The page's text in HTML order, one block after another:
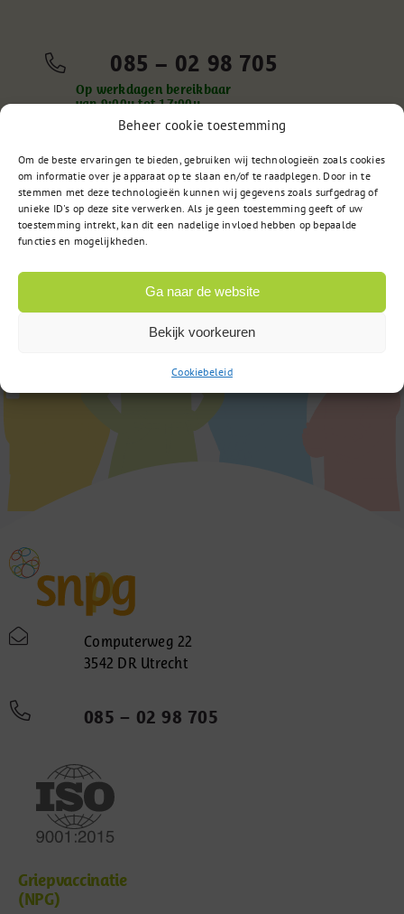
Beheer cookie toestemming
Om de beste ervaringen te bieden, gebruiken wij technologieën zoals cookies
om informatie over je apparaat op te slaan en/of te raadplegen. Door in te
stemmen met deze technologieën kunnen wij gegevens zoals surfgedrag of
unieke ID's op deze site verwerken. Als je geen toestemming geeft of uw
toestemming intrekt, kan dit een nadelige invloed hebben op bepaalde
functies en mogelijkheden.
Ga naar de website
Bekijk voorkeuren
Cookiebeleid
085 – 02 98 705
Op werkdagen bereikbaar
van 9:00u tot 17:00u
of Stuur een bericht
Computerweg 22
3542 DR Utrecht
085 – 02 98 705
Griepvaccinatie
(NPG)